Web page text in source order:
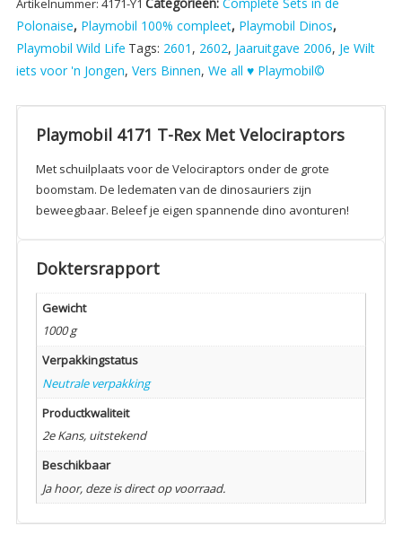
Rex
Met
Velociraptors
aantal
Artikelnummer: 4171-Y1
Polonaise, Playmobil 100% compleet, Playmobil Dinos,
Playmobil Wild Life Tags: 2601 , 2602, Jaaruitgave 2006, Je Wilt
iets voor 'n Jongen, Vers Binnen, We all ♥ Playmobil©
Playmobil 4171 T-Rex Met Velociraptors
Met schuilplaats voor de Velociraptors onder de grote
boomstam. De ledematen van de dinosauriers zijn
beweegbaar. Beleef je eigen spannende dino avonturen!
Doktersrapport
Gewicht
1000 g
Verpakkingstatus
Neutrale verpakking
Productkwaliteit
2e Kans, uitstekend
Beschikbaar
Ja hoor, deze is direct op voorraad.